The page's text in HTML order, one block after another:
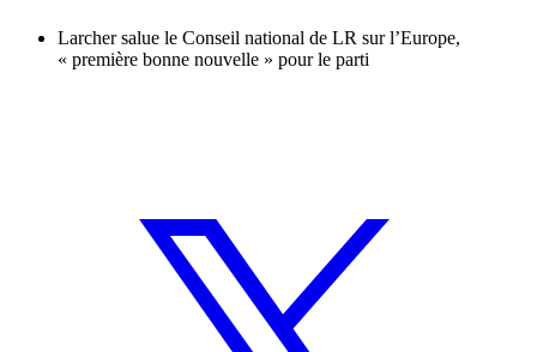
Larcher salue le Conseil national de LR sur l’Europe,
« première bonne nouvelle » pour le parti